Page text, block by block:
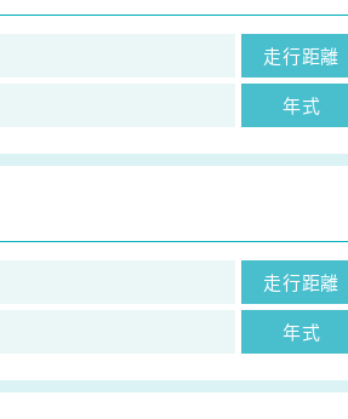
走行距離
年式
走行距離
年式